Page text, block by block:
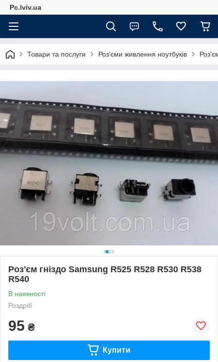
Pc.lviv.ua
Товари та послуги Роз'єми живлення ноутбуків
Роз'єм гніздо Samsung R525 R528 R530 R538
R540
В наявності
Роздріб
95 ₴
Купити